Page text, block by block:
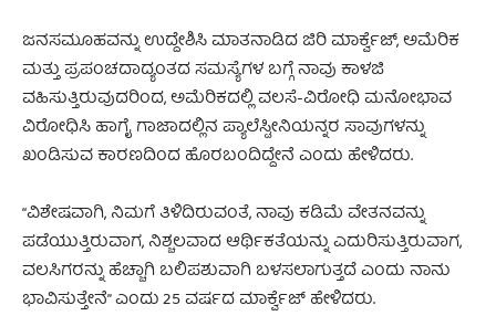
ಜನಸಮೂಹವನ್ನು ಉದ್ದೇಶಿಸಿ ಮಾತನಾಡಿದ ಜಿರಿ ಮಾರ್ಕ್ವೆಜ್, ಅಮೆರಿಕ
ಮತ್ತು ಪ್ರಪಂಚದಾದ್ಯಂತದ ಸಮಸ್ಯೆಗಳ ಬಗ್ಗೆ ನಾವು ಕಾಳಜಿ
ವಹಿಸುತ್ತಿರುವುದರಿಂದ, ಅಮೆರಿಕದಲ್ಲಿ ವಲಸೆ-ವಿರೋಧಿ ಮನೋಭಾವ
ವಿರೋಧಿಸಿ ಹಾಗೈ ಗಾಜಾದಲ್ಲಿನ ಪ್ಯಾಲೆಸ್ಟೀನಿಯನ್ನರ ಸಾವುಗಳನ್ನು
ಖಂಡಿಸುವ ಕಾರಣದಿಂದ ಹೊರಬಂದಿದ್ದೇನೆ ಎಂದು ಹೇಳಿದರು.
“ವಿಶೇಷವಾಗಿ, ನಿಮಗೆ ತಿಳಿದಿರುವಂತೆ, ನಾವು ಕಡಿಮೆ ವೇತನವನ್ನು
ಪಡೆಯುತ್ತಿರುವಾಗ, ನಿಶ್ಚಲವಾದ ಆರ್ಥಿಕತೆಯನ್ನು ಎದುರಿಸುತ್ತಿರುವಾಗ,
ವಲಸಿಗರನ್ನು ಹೆಚ್ಚಾಗಿ ಬಲಿಪಶುವಾಗಿ ಬಳಸಲಾಗುತ್ತದೆ ಎಂದು ನಾನು
ಭಾವಿಸುತ್ತೇನೆ” ಎಂದು 25 ವರ್ಷದ ಮಾರ್ಕ್ವೆಜ್ ಹೇಳಿದರು.